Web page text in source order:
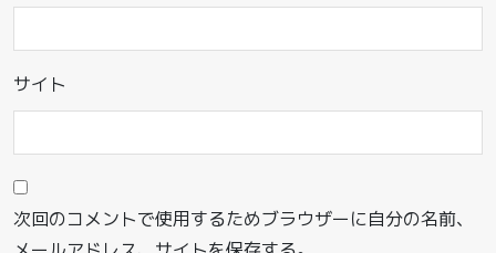
サイト
次回のコメントで使用するためブラウザーに自分の名前、